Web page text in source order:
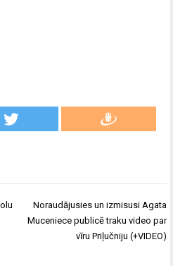
Noraudājusies un izmisusi Agata
Muceniece publicē traku video par
vīru Priļučniju (+VIDEO)